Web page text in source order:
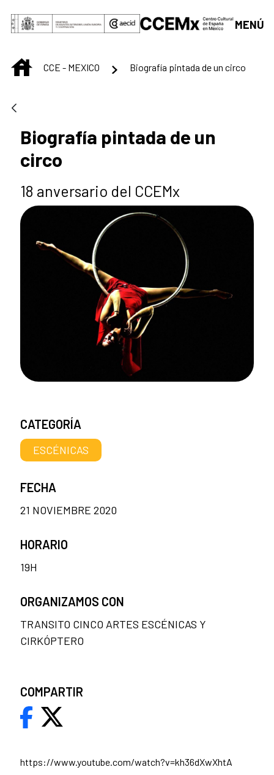
Saltar al contenido principal
MENÚ
INICIOCCE - MEXICO Biografía pintada de un circo
Biografía pintada de un
circo
18 anversario del CCEMx
https://www.youtube.com/watch?v=kh36dXwXhtA
CATEGORÍA
ESCÉNICAS
FECHA
21 NOVIEMBRE 2020
HORARIO
19H
ORGANIZAMOS CON
TRANSITO CINCO ARTES ESCÉNICAS Y
CIRKÓPTERO
COMPARTIR